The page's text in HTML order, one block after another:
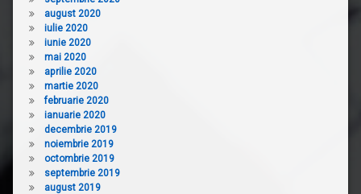
august 2020
iulie 2020
iunie 2020
mai 2020
aprilie 2020
martie 2020
februarie 2020
ianuarie 2020
decembrie 2019
noiembrie 2019
octombrie 2019
septembrie 2019
august 2019